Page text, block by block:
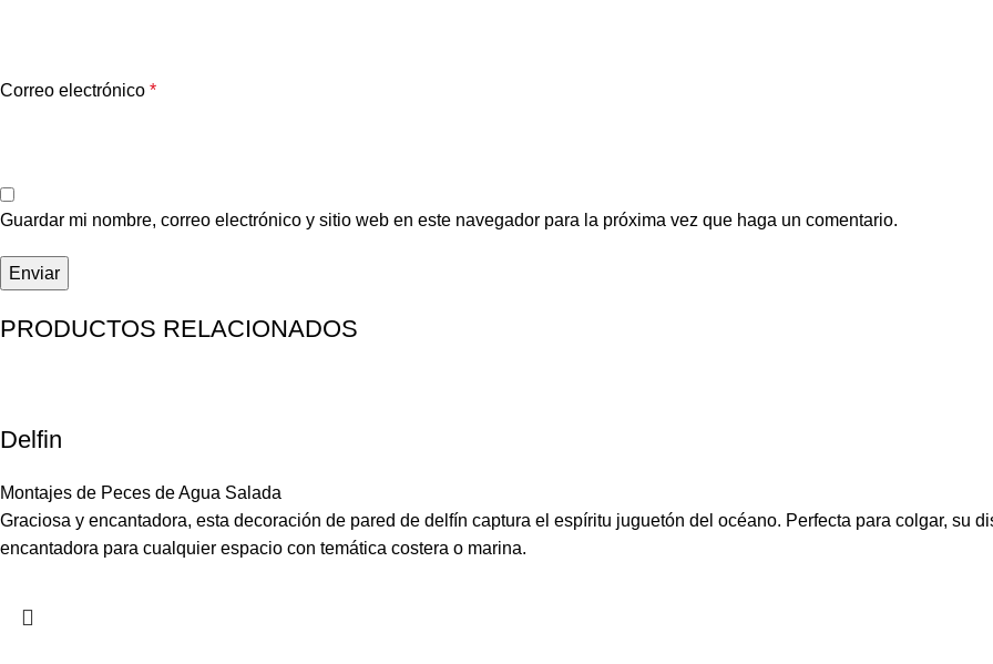
Correo electrónico *
Guardar mi nombre, correo electrónico y sitio web en este navegador para la próxima vez que haga un comentario.
PRODUCTOS RELACIONADOS
Delfin
Montajes de Peces de Agua Salada
Graciosa y encantadora, esta decoración de pared de delfín captura el espíritu juguetón del océano. Perfecta para colgar, su
encantadora para cualquier espacio con temática costera o marina.